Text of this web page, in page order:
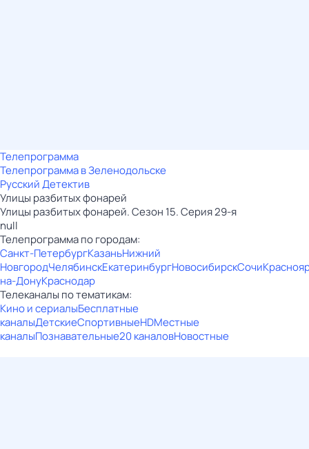
Телепрограмма
Телепрограмма в Зеленодольске
Русский Детектив
Улицы разбитых фонарей
Улицы разбитых фонарей. Сезон 15. Серия 29-я
null
Телепрограмма по городам:
Санкт-ПетербургКазаньНижний
НовгородЧелябинскЕкатеринбургНовосибирскСочи
на-ДонуКраснодар
Телеканалы по тематикам:
Кино и сериалыБесплатные
каналыДетскиеСпортивныеHDМестные
каналыПознавательные20 каналовНовостные